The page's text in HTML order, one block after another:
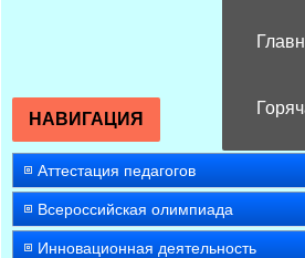
НАВИГАЦИЯ
Аттестация педагогов
Всероссийская олимпиада
Инновационная деятельность